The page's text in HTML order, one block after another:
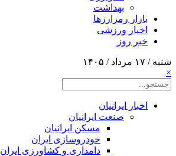
بهداشت
بازار رمزارزها
اخبار ورزشی
خبر روز
شنبه / ۱۷ مرداد / ۱۴۰۵
×
اخبار ایرانیان
صنعت ایرانیان
مسکن ایرانیان
خودروسازی ایران
دامداری و کشاورزی ایران